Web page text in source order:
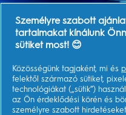
Személyre szabott
tartalmakat kínálunk
sütiket most! 😊
Közösségünk tagjaként, mi és
felektől származó sütiket,
technológiákat („sütik”)
az Ön érdeklődési körén és
személyre szabott